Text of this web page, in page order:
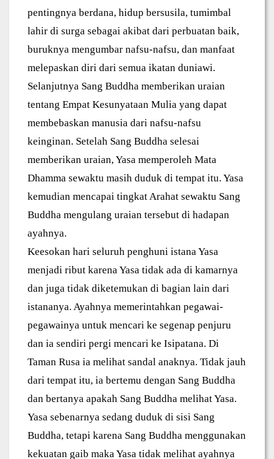
pentingnya berdana, hidup bersusila, tumimbal
lahir di surga sebagai akibat dari perbuatan baik,
buruknya mengumbar nafsu-nafsu, dan manfaat
melepaskan diri dari semua ikatan duniawi.
Selanjutnya Sang Buddha memberikan uraian
tentang Empat Kesunyataan Mulia yang dapat
membebaskan manusia dari nafsu-nafsu
keinginan. Setelah Sang Buddha selesai
memberikan uraian, Yasa memperoleh Mata
Dhamma sewaktu masih duduk di tempat itu. Yasa
kemudian mencapai tingkat Arahat sewaktu Sang
Buddha mengulang uraian tersebut di hadapan
ayahnya.
Keesokan hari seluruh penghuni istana Yasa
menjadi ribut karena Yasa tidak ada di kamarnya
dan juga tidak diketemukan di bagian lain dari
istananya. Ayahnya memerintahkan pegawai-
pegawainya untuk mencari ke segenap penjuru
dan ia sendiri pergi mencari ke Isipatana. Di
Taman Rusa ia melihat sandal anaknya. Tidak jauh
dari tempat itu, ia bertemu dengan Sang Buddha
dan bertanya apakah Sang Buddha melihat Yasa.
Yasa sebenarnya sedang duduk di sisi Sang
Buddha, tetapi karena Sang Buddha menggunakan
kekuatan gaib maka Yasa tidak melihat ayahnya